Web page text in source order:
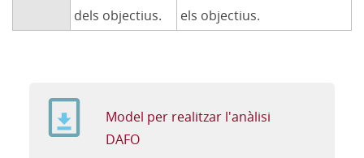
dels objectius.
els objectius.
Model per realitzar l'anàlisi
DAFO